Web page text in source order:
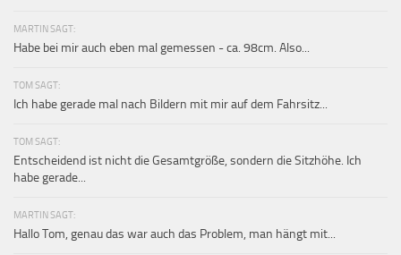
MARTIN SAGT:
Habe bei mir auch eben mal gemessen - ca. 98cm. Also...
TOM SAGT:
Ich habe gerade mal nach Bildern mit mir auf dem Fahrsitz...
TOM SAGT:
Entscheidend ist nicht die Gesamtgröße, sondern die Sitzhöhe. Ich
habe gerade...
MARTIN SAGT:
Hallo Tom, genau das war auch das Problem, man hängt mit...